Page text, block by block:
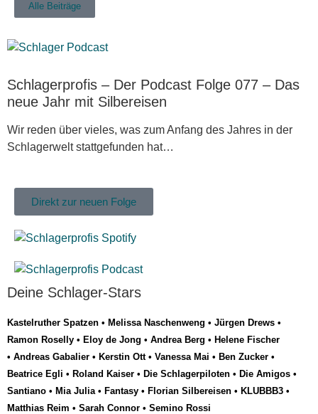
Alle Beiträge
Schlagerprofis – Der Podcast Folge 077 – Das
neue Jahr mit Silbereisen
Wir reden über vieles, was zum Anfang des Jahres in der
Schlagerwelt stattgefunden hat…
Direkt zur neuen Folge
Deine Schlager-Stars
Kastelruther Spatzen • Melissa Naschenweng • Jürgen Drews •
Ramon Roselly • Eloy de Jong • Andrea Berg • Helene Fischer
• Andreas Gabalier • Kerstin Ott• Vanessa Mai • Ben Zucker •
Beatrice Egli • Roland Kaiser • Die Schlagerpiloten • Die Amigos •
Santiano • Mia Julia • Fantasy • Florian Silbereisen • KLUBBB3 •
Matthias Reim • Sarah Connor • Semino Rossi